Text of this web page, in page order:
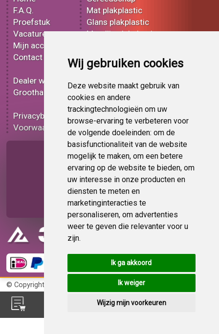
Wij gebruiken cookies
Deze website maakt gebruik van
cookies en andere
trackingtechnologieën om uw
browse-ervaring te verbeteren voor
de volgende doeleinden: om de
basisfunctionaliteit van de website
mogelijk te maken, om een betere
ervaring op de website te bieden, om
uw interesse in onze producten en
diensten te meten en
marketinginteracties te
personaliseren, om advertenties
weer te geven die relevanter voor u
zijn.
Ik ga akkoord
Ik weiger
Wijzig mijn voorkeuren
F.A.Q.
Proefstuk
Vacatures
Mijn account
Contact
Dealer worden
Groothandel
Privacybeleid
Voorwaarden
Mat plakplastic
Glans plakplastic
Metallic plakplastic
Effect plakplastic
Bedrukt plakplastic
Carbon plakplastic
Lampen folie
Functionele folie
Plakplastic korting
Op bestelling
Pagina delen
© Copyright 2026